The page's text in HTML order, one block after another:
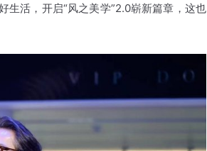
生活，开启“风之美学”2.0崭新篇章，这也